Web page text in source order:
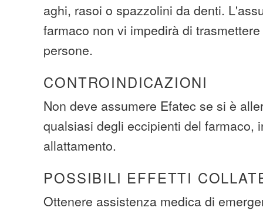
aghi, rasoi o spazzolini da denti.
farmaco non vi impedirà di
persone.
CONTROINDICAZIONI
Non deve assumere Efatec se si è
qualsiasi degli eccipienti del farmaco,
allattamento.
POSSIBILI EFFETTI
Ottenere assistenza medica di